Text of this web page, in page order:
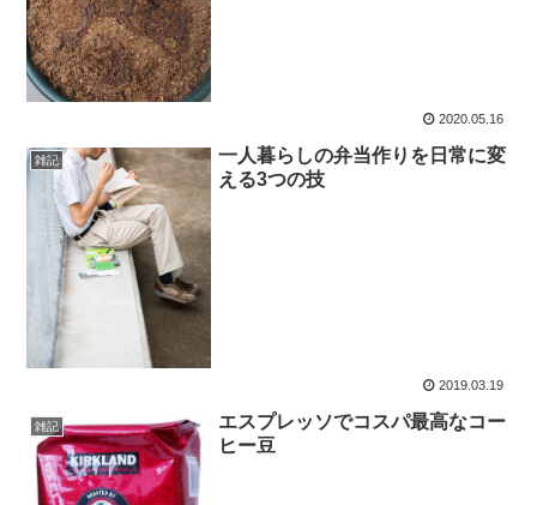
2020.05.16
雑記
一人暮らしの弁当作りを日常に変
える3つの技
2019.03.19
雑記
エスプレッソでコスパ最高なコー
ヒー豆